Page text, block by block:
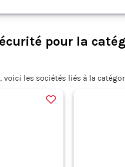
pour la
voici les sociétés liés à la